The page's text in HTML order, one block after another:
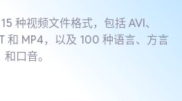
种视频文件格式，包括 AVI、
和 MP4，以及 100 种语言、方言
和口音。